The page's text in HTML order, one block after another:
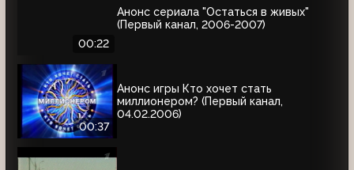
00:22
Анонс сериала "Остаться в живых"
(Первый канал, 2006-2007)
00:37
Анонс игры Кто хочет стать
миллионером? (Первый канал,
04.02.2006)